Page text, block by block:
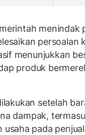
menindak
persoalan
menunjukkan
produk
setelah
dampak,
pada